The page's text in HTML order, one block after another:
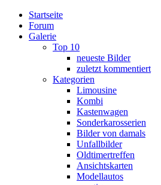
Startseite
Forum
Galerie
Top 10
neueste Bilder
zuletzt kommentiert
Kategorien
Limousine
Kombi
Kastenwagen
Sonderkarosserien
Bilder von damals
Unfallbilder
Oldtimertreffen
Ansichtskarten
Modellautos